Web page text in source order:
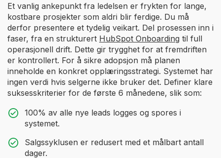
Et vanlig ankepunkt fra ledelsen er frykten for lange,
kostbare prosjekter som aldri blir ferdige. Du må
derfor presentere et tydelig veikart. Del prosessen inn i
faser, fra en strukturert HubSpot Onboarding til full
operasjonell drift. Dette gir trygghet for at fremdriften
er kontrollert. For å sikre adopsjon må planen
inneholde en konkret opplæringsstrategi. Systemet har
ingen verdi hvis selgerne ikke bruker det. Definer klare
suksesskriterier for de første 6 månedene, slik som:
100% av alle nye leads logges og spores i
systemet.
Salgssyklusen er redusert med et målbart antall
dager.